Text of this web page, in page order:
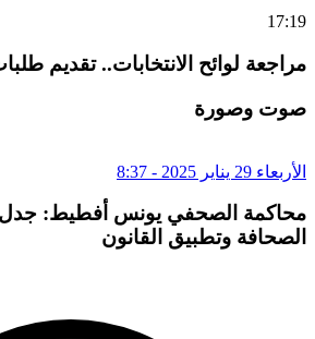
17:19
مراجعة لوائح الانتخابات.. تقديم
صوت وصورة
الأربعاء 29 يناير 2025 - 8:37
محاكمة الصحفي يونس أفطيط:
الصحافة وتطبيق القانون